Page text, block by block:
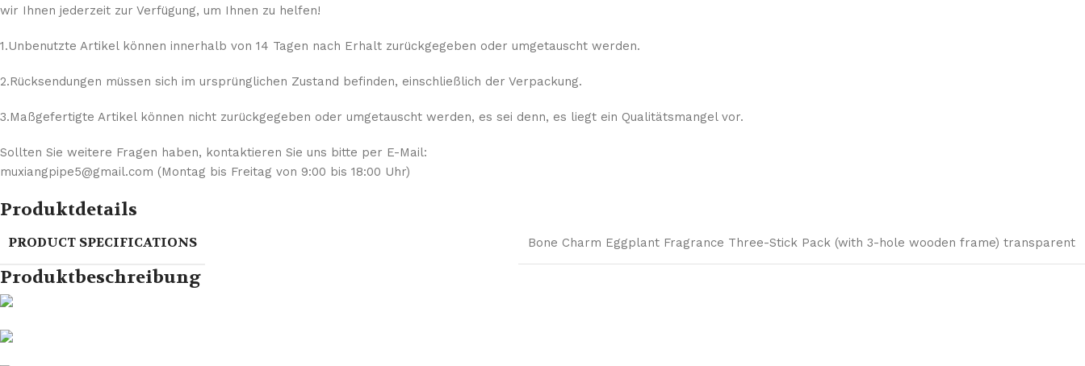
wir Ihnen jederzeit zur Verfügung, um Ihnen zu helfen!
1.Unbenutzte Artikel können innerhalb von 14 Tagen nach Erhalt zurückgegeben oder umgetauscht werden.
2.Rücksendungen müssen sich im ursprünglichen Zustand befinden, einschließlich der Verpackung.
3.Maßgefertigte Artikel können nicht zurückgegeben oder umgetauscht werden, es sei denn, es liegt ein Qualitätsmangel vor.
Sollten Sie weitere Fragen haben, kontaktieren Sie uns bitte per E-Mail:
muxiangpipe5@gmail.com (Montag bis Freitag von 9:00 bis 18:00 Uhr)
Produktdetails
PRODUCT SPECIFICATIONS Bone Charm Eggplant Fragrance Three-Stick Pack (with 3-hole wooden frame) transparent
Produktbeschreibung